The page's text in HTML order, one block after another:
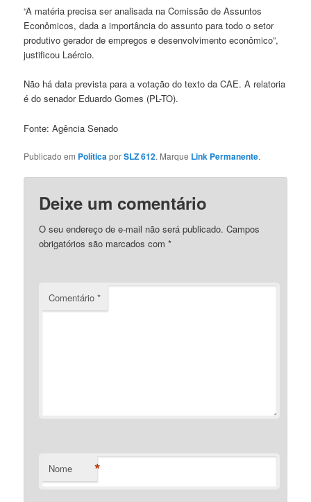
“A matéria precisa ser analisada na Comissão de Assuntos
Econômicos, dada a importância do assunto para todo o setor
produtivo gerador de empregos e desenvolvimento econômico”,
justificou Laércio.
Não há data prevista para a votação do texto da CAE. A relatoria
é do senador Eduardo Gomes (PL-TO).
Fonte: Agência Senado
Publicado em PolíticaporSLZ 612. Marque Link Permanente.
Deixe um comentário
O seu endereço de e-mail não será publicado. Campos
obrigatórios são marcados com*
Comentário*
Nome *